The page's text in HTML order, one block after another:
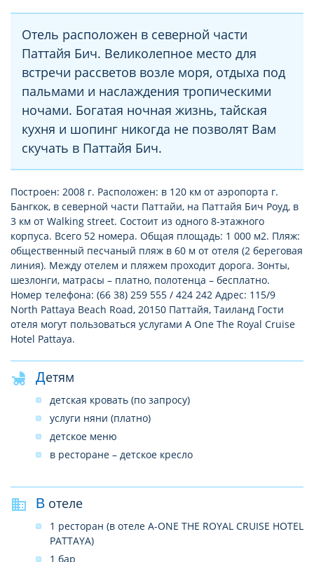
Отель расположен в северной части
Паттайя Бич. Великолепное место для
встречи рассветов возле моря, отдыха под
пальмами и наслаждения тропическими
ночами. Богатая ночная жизнь, тайская
кухня и шопинг никогда не позволят Вам
скучать в Паттайя Бич.
Построен: 2008 г. Расположен: в 120 км от аэропорта г.
Бангкок, в северной части Паттайи, на Паттайя Бич Роуд, в
3 км от Walking street. Состоит из одного 8-этажного
корпуса. Всего 52 номера. Общая площадь: 1 000 м2. Пляж:
общественный песчаный пляж в 60 м от отеля (2 береговая
линия). Между отелем и пляжем проходит дорога. Зонты,
шезлонги, матрасы – платно, полотенца – бесплатно.
Номер телефона: (66 38) 259 555 / 424 242 Адрес: 115/9
North Pattaya Beach Road, 20150 Паттайя, Таиланд Гости
отеля могут пользоваться услугами A One The Royal Cruise
Hotel Pattaya.
Детям
детская кровать (по запросу)
услуги няни (платно)
детское меню
в ресторане – детское кресло
В отеле
1 ресторан (в отеле A-ONE THE ROYAL CRUISE HOTEL
PATTAYA)
1 бар